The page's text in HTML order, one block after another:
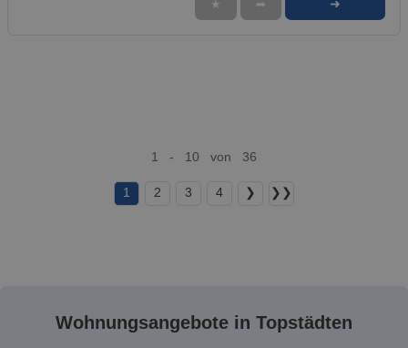
★ ➦ ➜
1 - 10 von 36
1 2 3 4 ❯ ❯❯
Wohnungsangebote in Topstädten